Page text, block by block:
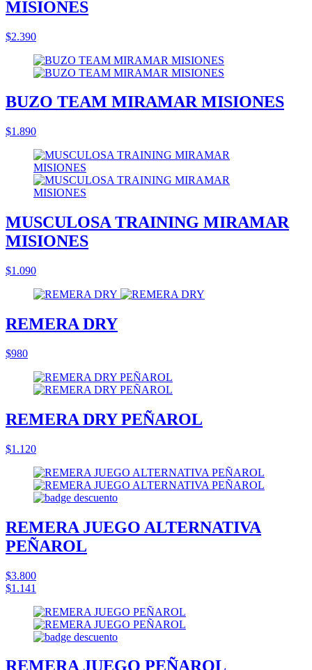
MISIONES
$2.390
BUZO TEAM MIRAMAR MISIONES
$1.890
MUSCULOSA TRAINING MIRAMAR
MISIONES
$1.090
REMERA DRY
$980
REMERA DRY PEÑAROL
$1.120
REMERA JUEGO ALTERNATIVA
PEÑAROL
$3.800
$1.141
REMERA JUEGO PEÑAROL